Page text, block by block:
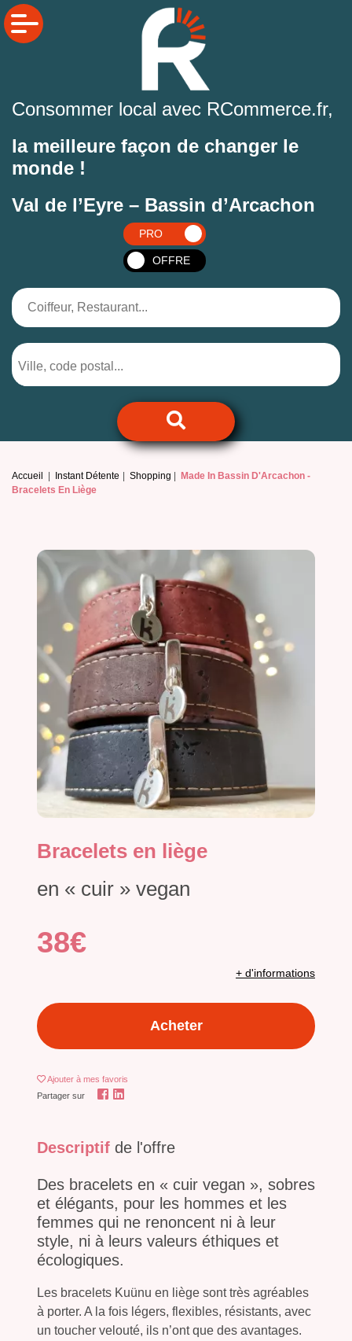
Consommer local avec RCommerce.fr,
la meilleure façon de changer le
monde !
Val de l’Eyre – Bassin d’Arcachon
PRO
OFFRE
Accueil Instant Détente Shopping
Made In Bassin D'Arcachon -
Bracelets En Liège
Bracelets en liège
en « cuir » vegan
38€
+ d'informations
Acheter
Ajouter à mes favoris
Partager sur
Descriptif de l'offre
Des bracelets en « cuir vegan », sobres
et élégants, pour les hommes et les
femmes qui ne renoncent ni à leur
style, ni à leurs valeurs éthiques et
écologiques.
Les bracelets Kuünu en liège sont très agréables
à porter. A la fois légers, flexibles, résistants, avec
un toucher velouté, ils n’ont que des avantages.